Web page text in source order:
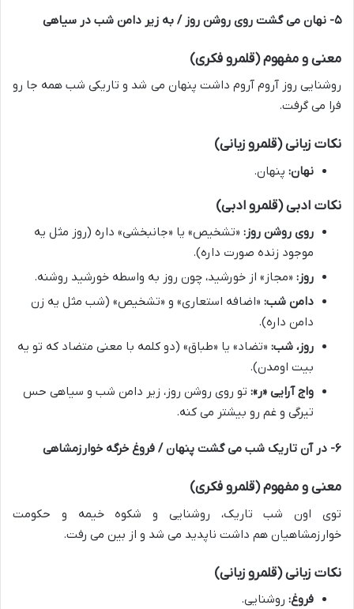
۵- نهان می گشت روی روشن روز / به زیر دامن شب در سیاهی
معنی و مفهوم (قلمرو فکری)
روشنایی روز آروم آروم داشت پنهان می شد و تاریکی شب همه جا رو
فرا می گرفت.
نکات زبانی (قلمرو زبانی)
نهان: پنهان.
نکات ادبی (قلمرو ادبی)
روی روشن روز: «تشخیص» یا «جانبخشی» داره (روز مثل یه
موجود زنده صورت داره).
روز: «مجاز» از خورشید، چون روز به واسطه خورشید روشنه.
دامن شب: «اضافه استعاری» و «تشخیص» (شب مثل یه زن
دامن داره).
روز، شب: «تضاد» یا «طباق» (دو کلمه با معنی متضاد که تو یه
بیت اومدن).
واج آرایی «ر»: تو روی روشن روز، زیر دامن شب و سیاهی حس
تیرگی و غم رو بیشتر می کنه.
۶- در آن تاریک شب می گشت پنهان / فروغ خرگه خوارزمشاهی
معنی و مفهوم (قلمرو فکری)
توی اون شب تاریک، روشنایی و شکوه خیمه و حکومت
خوارزمشاهیان هم داشت ناپدید می شد و از بین می رفت.
نکات زبانی (قلمرو زبانی)
فروغ: روشنایی.